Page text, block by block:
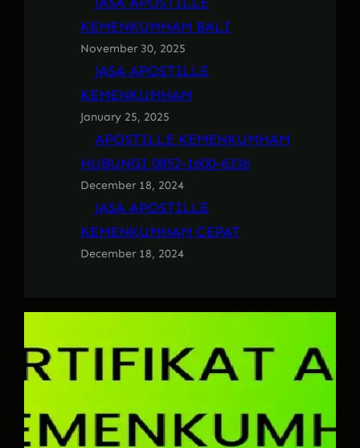
KEMENKUMHAM BALI
November 30, 2025
JASA APOSTILLE
KEMENKUMHAM
January 25, 2025
APOSTILLE KEMENKUMHAM
HUBUNGI 0852-1600-6336
December 18, 2024
JASA APOSTILLE
KEMENKUMHAM CEPAT
December 18, 2024